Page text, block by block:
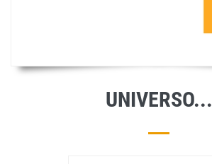
UNIVERSO...